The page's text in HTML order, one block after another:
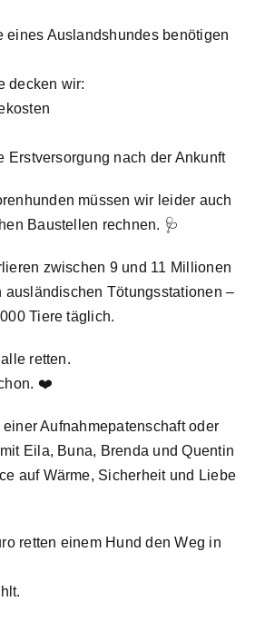
eines Auslandshundes benötigen
decken wir:
nach der Ankunft
müssen wir leider auch
Baustellen rechnen. 🩺
zwischen 9 und 11 Millionen
ausländischen Tötungsstationen –
Tiere täglich.
retten.
❤️
Aufnahmepatenschaft oder
Eila, Buna, Brenda und Quentin
auf Wärme, Sicherheit und Liebe
retten einem Hund den Weg in